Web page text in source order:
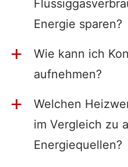
Energie sparen?
a
Wie kann ich
aufnehmen?
a
Welchen
im Vergleich zu
Energiequellen?